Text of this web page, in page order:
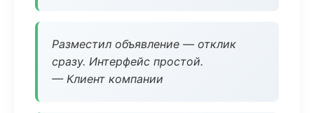
Разместил объявление — отклик
сразу. Интерфейс простой.
— Клиент компании